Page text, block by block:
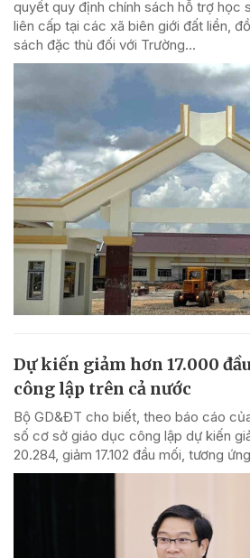
quyết quy định chính sách hỗ trợ học
liên cấp tại các xã biên giới đất liền,
sách đặc thù đối với Trường...
Dự kiến giảm hơn 17.000
công lập trên cả nước
Bộ GD&ĐT cho biết, theo báo cáo
số cơ sở giáo dục công lập dự kiến
20.284, giảm 17.102 đầu mối, tương